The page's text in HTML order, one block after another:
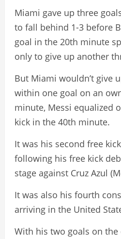
Miami gave up three
to fall behind 1-3 before
goal in the 20th minute
only to give up another
But Miami wouldn’t give
within one goal on an
minute, Messi equalized
kick in the 40th minute.
It was his second free
following his free kick
stage against Cruz Azul
It was also his fourth
arriving in the United
With his two goals on the